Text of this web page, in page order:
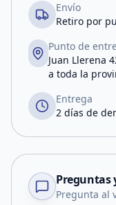
Envío
Retiro por
Punto de
Juan Llerena
a toda la
Entrega
2 días de
Preguntas
Pregunta al